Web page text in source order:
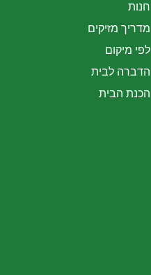
חנות
מדריך מזיקים
לפי מיקום
הדברה לבית
הכנת הבית